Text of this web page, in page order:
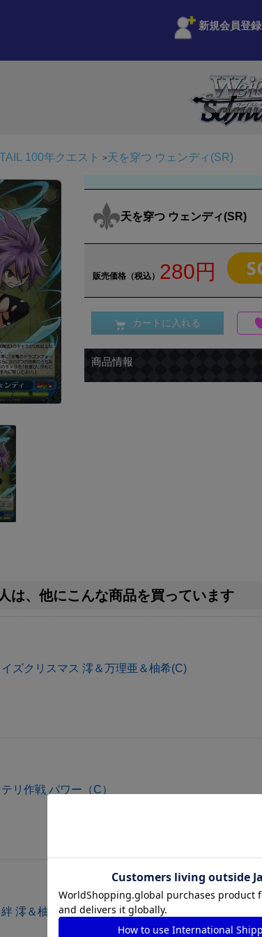
新規会員登録
100年クエスト 天を穿つ ウェンディ(SR)
天を穿つ ウェンディ(SR)
販売価格（税込） 280円
カートに入れる
商品情報
は、他にこんな商品を買っています
ズクリスマス 澪＆万理亜＆柚希(C)
リ作戦 パワー（C）
澪＆柚希(C)